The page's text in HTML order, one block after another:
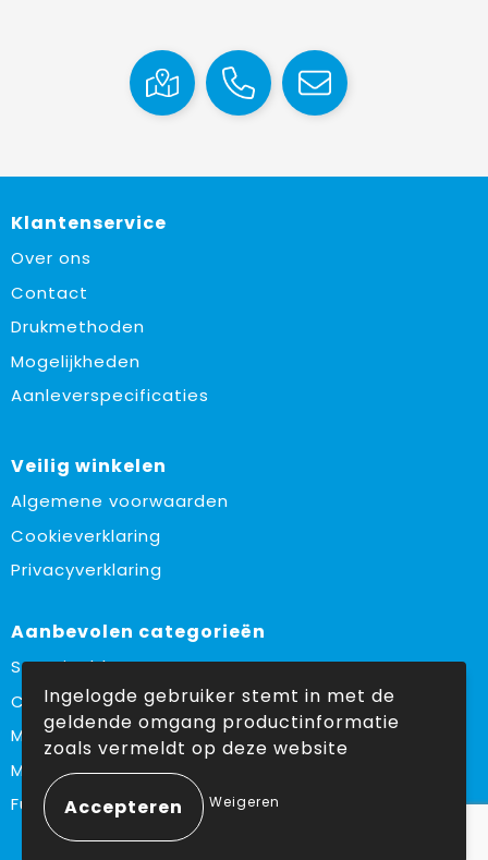
Klantenservice
Over ons
Contact
Drukmethoden
Mogelijkheden
Aanleverspecificaties
Veilig winkelen
Algemene voorwaarden
Cookieverklaring
Privacyverklaring
Aanbevolen categorieën
Sustainable
Custom made
Made in Europe
Must haves
Fulfilment
Ingelogde gebruiker stemt in met de
geldende omgang productinformatie
zoals vermeldt op deze website
Weigeren